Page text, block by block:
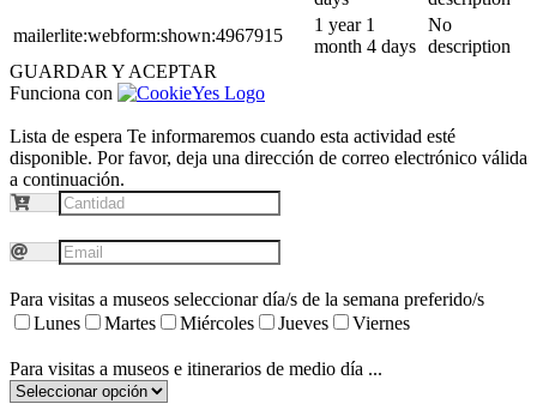
mailerlite:webform:shown:4967915
1 year 1
month 4 days
No
description
GUARDAR Y ACEPTAR
Funciona con
Lista de espera Te informaremos cuando esta actividad esté
disponible. Por favor, deja una dirección de correo electrónico válida
a continuación.
Para visitas a museos seleccionar día/s de la semana preferido/s
Lunes
Martes Miércoles Jueves Viernes
Para visitas a museos e itinerarios de medio día ...